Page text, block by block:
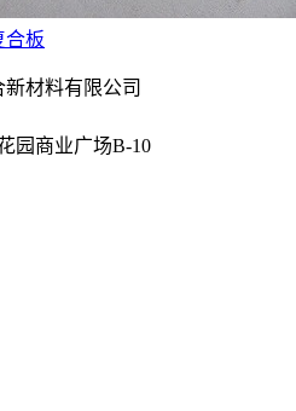
合板
新材料有限公司
园商业广场B-10